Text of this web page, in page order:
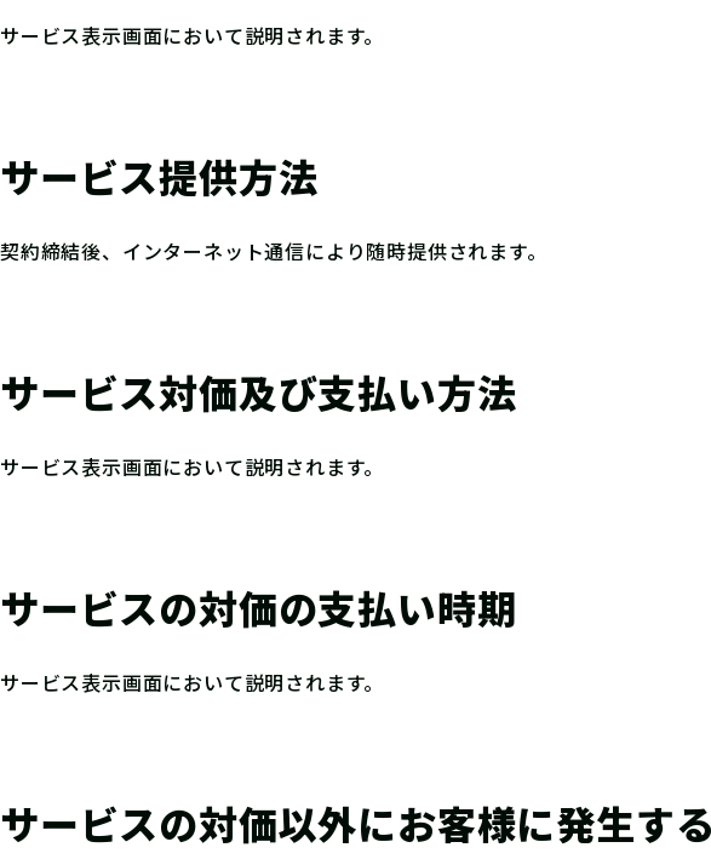
サービス表示画面において説明されます。
サービス提供方法
契約締結後、インターネット通信により随時提供されます。
サービス対価及び支払い方法
サービス表示画面において説明されます。
サービスの対価の支払い時期
サービス表示画面において説明されます。
サービスの対価以外にお客様に発生す